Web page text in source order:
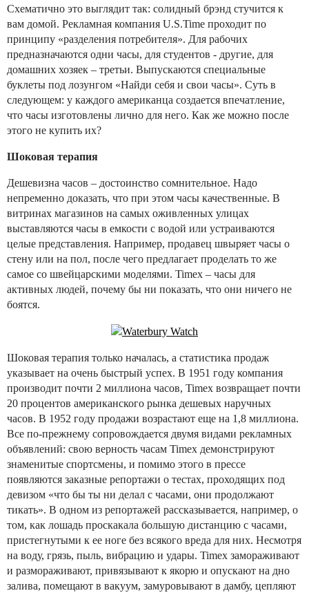
Схематично это выглядит так: солидный брэнд стучится к
вам домой. Рекламная компания U.S.Time проходит по
принципу «разделения потребителя». Для рабочих
предназначаются одни часы, для студентов - другие, для
домашних хозяек – третьи. Выпускаются специальные
буклеты под лозунгом «Найди себя и свои часы». Суть в
следующем: у каждого американца создается впечатление,
что часы изготовлены лично для него. Как же можно после
этого не купить их?
Шоковая терапия
Дешевизна часов – достоинство сомнительное. Надо
непременно доказать, что при этом часы качественные. В
витринах магазинов на самых оживленных улицах
выставляются часы в емкости с водой или устраиваются
целые представления. Например, продавец швыряет часы о
стену или на пол, после чего предлагает проделать то же
самое со швейцарскими моделями. Timex – часы для
активных людей, почему бы ни показать, что они ничего не
боятся.
Шоковая терапия только началась, а статистика продаж
указывает на очень быстрый успех. В 1951 году компания
производит почти 2 миллиона часов, Timex возвращает почти
20 процентов американского рынка дешевых наручных
часов. В 1952 году продажи возрастают еще на 1,8 миллиона.
Все по-прежнему сопровождается двумя видами рекламных
объявлений: свою верность часам Timex демонстрируют
знаменитые спортсмены, и помимо этого в прессе
появляются заказные репортажи о тестах, проходящих под
девизом «что бы ты ни делал с часами, они продолжают
тикать». В одном из репортажей рассказывается, например, о
том, как лошадь проскакала большую дистанцию с часами,
пристегнутыми к ее ноге без всякого вреда для них. Несмотря
на воду, грязь, пыль, вибрацию и удары. Timex замораживают
и размораживают, привязывают к якорю и опускают на дно
залива, помещают в вакуум, замуровывают в дамбу, цепляют